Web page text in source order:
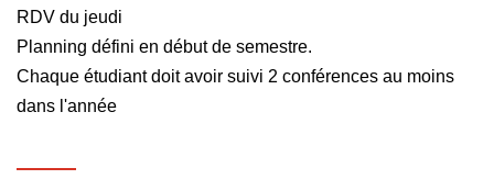
RDV du jeudi
Planning défini en début de semestre.
Chaque étudiant doit avoir suivi 2 conférences au moins
dans l'année